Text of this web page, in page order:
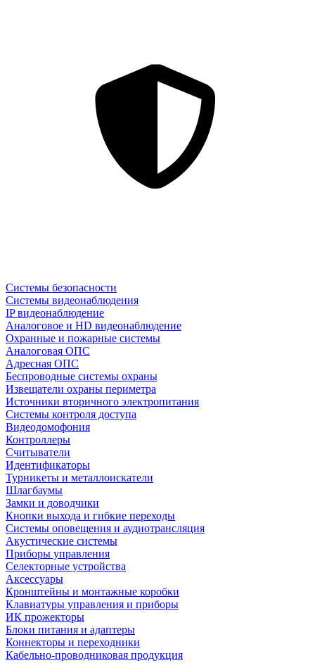
Системы безопасности
Системы видеонаблюдения
IP видеонаблюдение
Аналоговое и HD видеонаблюдение
Охранные и пожарные системы
Аналоговая ОПС
Адресная ОПС
Беспроводные системы охраны
Извещатели охраны периметра
Источники вторичного электропитания
Системы контроля доступа
Видеодомофония
Контроллеры
Считыватели
Идентификаторы
Турникеты и металлоискатели
Шлагбаумы
Замки и доводчики
Кнопки выхода и гибкие переходы
Системы оповещения и аудиотрансляция
Акустические системы
Приборы управления
Селекторные устройства
Аксессуары
Кронштейны и монтажные коробки
Клавиатуры управления и приборы
ИК прожекторы
Блоки питания и адаптеры
Коннекторы и переходники
Кабельно-проводниковая продукция